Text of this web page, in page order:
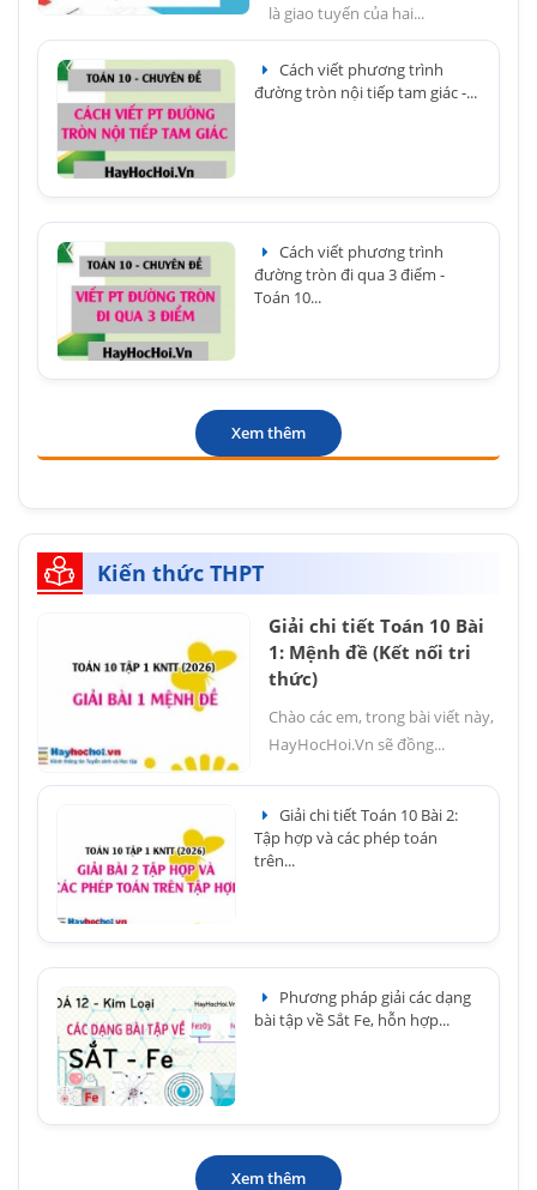
là giao tuyến của hai...
Cách viết phương trình
đường tròn nội tiếp tam giác -...
Cách viết phương trình
đường tròn đi qua 3 điểm -
Toán 10...
Xem thêm
Kiến thức THPT
Giải chi tiết Toán 10 Bài
1: Mệnh đề (Kết nối tri
thức)
Chào các em, trong bài viết này,
HayHocHoi.Vn sẽ đồng...
Giải chi tiết Toán 10 Bài 2:
Tập hợp và các phép toán
trên...
Phương pháp giải các dạng
bài tập về Sắt Fe, hỗn hợp...
Xem thêm